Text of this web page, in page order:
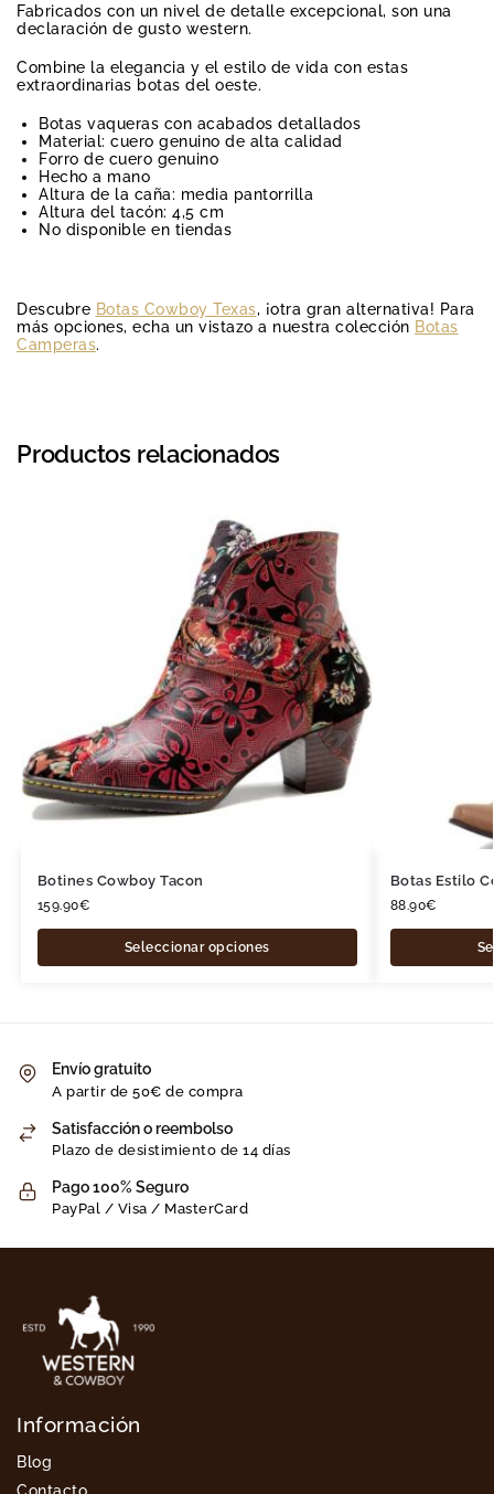
Fabricados con un nivel de detalle excepcional, son una
declaración de gusto western.
Combine la elegancia y el estilo de vida con estas
extraordinarias botas del oeste.
Botas vaqueras con acabados detallados
Material: cuero genuino de alta calidad
Forro de cuero genuino
Hecho a mano
Altura de la caña: media pantorrilla
Altura del tacón: 4,5 cm
No disponible en tiendas
Descubre Botas Cowboy Texas, ¡otra gran alternativa! Para
más opciones, echa un vistazo a nuestra colección Botas
Camperas.
Productos relacionados
Botines Cowboy Tacon
159.90€
Seleccionar opciones
Botas Estilo
88.90€
Envío gratuito
A partir de 50€ de compra
Satisfacción o reembolso
Plazo de desistimiento de 14 días
Pago 100% Seguro
PayPal / Visa / MasterCard
Información
Blog
Contacto